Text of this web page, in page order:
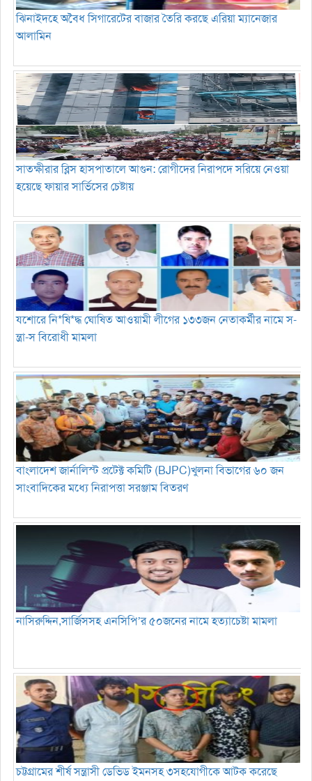
ঝিনাইদহে অবৈধ সিগারেটের বাজার তৈরি করছে এরিয়া ম্যানেজার
আলামিন
সাতক্ষীরার ব্লিস হাসপাতালে আগুন: রোগীদের নিরাপদে সরিয়ে নেওয়া
হয়েছে ফায়ার সার্ভিসের চেষ্টায়
যশোরে নি*ষি*দ্ধ ঘোষিত আওয়ামী লীগের ১৩৩জন নেতাকর্মীর নামে স-
ন্ত্রা-স বিরোধী মামলা
বাংলাদেশ জার্নালিস্ট প্রটেক্ট কমিটি (BJPC)খুলনা বিভাগের ৬০ জন
সাংবাদিকের মধ্যে নিরাপত্তা সরঞ্জাম বিতরণ
নাসিরুদ্দিন,সার্জিসসহ এনসিপি’র ৫০জনের নামে হত্যাচেষ্টা মামলা
চট্টগ্রামের শীর্ষ সন্ত্রাসী ডেভিড ইমনসহ ৩সহযোগীকে আটক করেছে